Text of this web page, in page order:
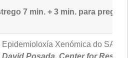
7 min. + 3 min. para
Epidemioloxía Xenómica do
David Posada, Center for